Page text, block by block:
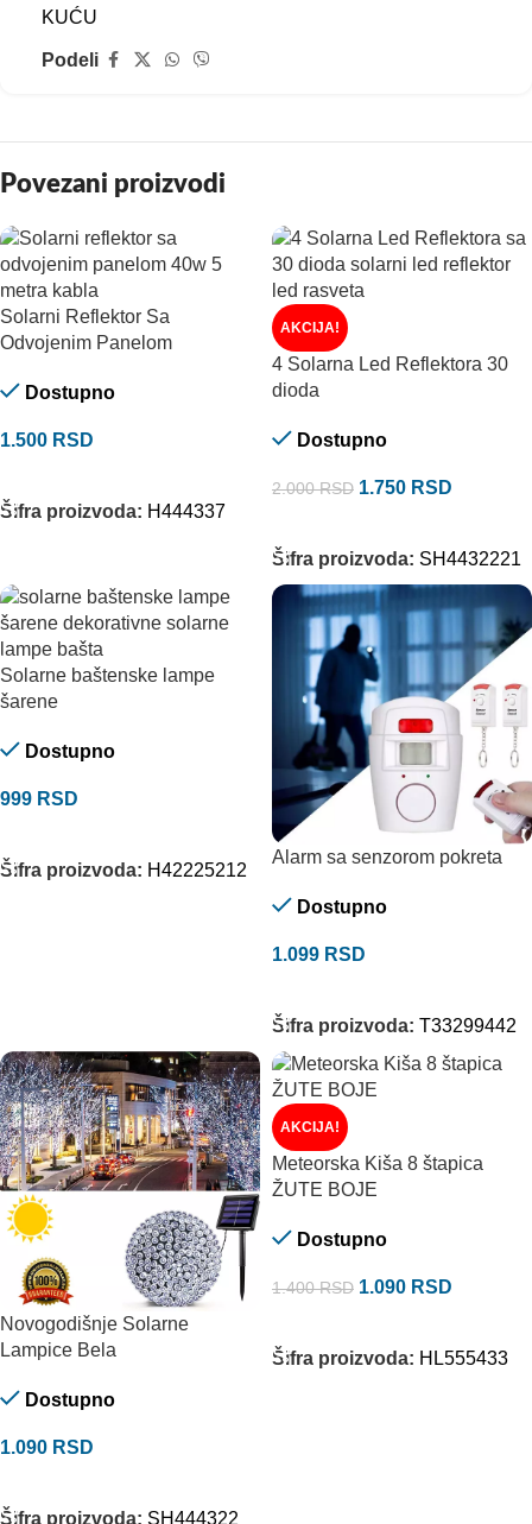
KUĆU
Podeli
Povezani proizvodi
Solarni Reflektor Sa
Odvojenim Panelom
Dostupno
1.500 RSD
Šifra proizvoda: H444337
AKCIJA!
4 Solarna Led Reflektora 30
dioda
Dostupno
2.000RSD 1.750 RSD
Šifra proizvoda: SH4432221
Solarne baštenske lampe
šarene
Dostupno
999 RSD
Šifra proizvoda: H42225212
Alarm sa senzorom pokreta
Dostupno
1.099 RSD
Šifra proizvoda: T33299442
Novogodišnje Solarne
Lampice Bela
Dostupno
1.090 RSD
Šifra proizvoda: SH444322
AKCIJA!
Meteorska Kiša 8 štapica
ŽUTE BOJE
Dostupno
1.400RSD 1.090 RSD
Šifra proizvoda: HL555433